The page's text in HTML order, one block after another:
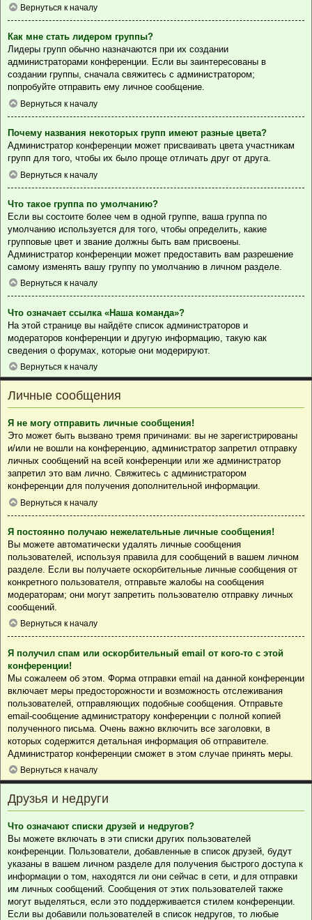
Вернуться к началу
Как мне стать лидером группы?
Лидеры групп обычно назначаются при их создании
администраторами конференции. Если вы заинтересованы в
создании группы, сначала свяжитесь с администратором;
попробуйте отправить ему личное сообщение.
Вернуться к началу
Почему названия некоторых групп имеют разные цвета?
Администратор конференции может присваивать цвета участникам
групп для того, чтобы их было проще отличать друг от друга.
Вернуться к началу
Что такое группа по умолчанию?
Если вы состоите более чем в одной группе, ваша группа по
умолчанию используется для того, чтобы определить, какие
групповые цвет и звание должны быть вам присвоены.
Администратор конференции может предоставить вам разрешение
самому изменять вашу группу по умолчанию в личном разделе.
Вернуться к началу
Что означает ссылка «Наша команда»?
На этой странице вы найдёте список администраторов и
модераторов конференции и другую информацию, такую как
сведения о форумах, которые они модерируют.
Вернуться к началу
Личные сообщения
Я не могу отправить личные сообщения!
Это может быть вызвано тремя причинами: вы не зарегистрированы
и/или не вошли на конференцию, администратор запретил отправку
личных сообщений на всей конференции или же администратор
запретил это вам лично. Свяжитесь с администратором
конференции для получения дополнительной информации.
Вернуться к началу
Я постоянно получаю нежелательные личные сообщения!
Вы можете автоматически удалять личные сообщения
пользователей, используя правила для сообщений в вашем личном
разделе. Если вы получаете оскорбительные личные сообщения от
конкретного пользователя, отправьте жалобы на сообщения
модераторам; они могут запретить пользователю отправку личных
сообщений.
Вернуться к началу
Я получил спам или оскорбительный email от кого-то с этой
конференции!
Мы сожалеем об этом. Форма отправки email на данной конференции
включает меры предосторожности и возможность отслеживания
пользователей, отправляющих подобные сообщения. Отправьте
email-сообщение администратору конференции с полной копией
полученного письма. Очень важно включить все заголовки, в
которых содержится детальная информация об отправителе.
Администратор конференции сможет в этом случае принять меры.
Вернуться к началу
Друзья и недруги
Что означают списки друзей и недругов?
Вы можете включать в эти списки других пользователей
конференции. Пользователи, добавленные в список друзей, будут
указаны в вашем личном разделе для получения быстрого доступа к
информации о том, находятся ли они сейчас в сети, и для отправки
им личных сообщений. Сообщения от этих пользователей также
могут выделяться, если это поддерживается стилем конференции.
Если вы добавили пользователей в список недругов, то любые